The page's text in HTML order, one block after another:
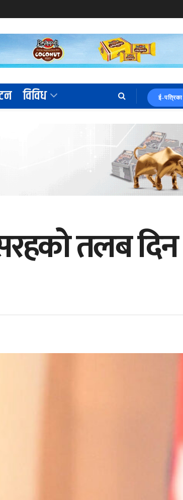
विविध ई-पत्रिका
तलब दिन